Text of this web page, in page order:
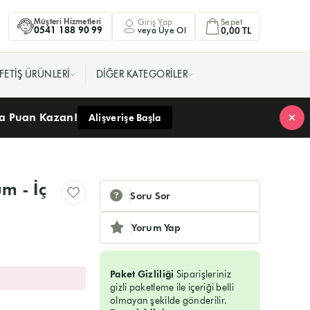
Müşteri Hizmetleri
0541 188 90 99
Giriş Yap
veya Üye Ol
Sepet
0,00 TL
ÜRÜNLERI DIĞER KATEGORILER
Puan Kazan! Alişverişe Başla
- İç
Soru Sor
Yorum Yap
Paket Gizliliği Siparişleriniz
gizli paketleme ile içeriği belli
olmayan şekilde gönderilir.